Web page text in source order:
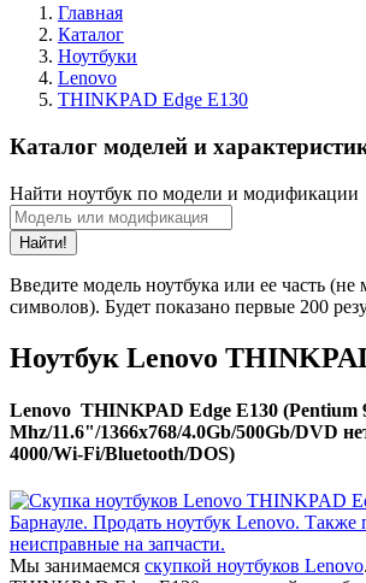
Главная
Каталог
Ноутбуки
Lenovo
THINKPAD Edge E130
Каталог моделей и
Найти ноутбук по модели и модификации
Найти!
Введите модель ноутбука или ее часть (не
символов). Будет показано первые 200
Ноутбук Lenovo
Lenovo THINKPAD Edge E130 (Pentium
Mhz/11.6"/1366x768/4.0Gb/500Gb/DVD
4000/Wi-Fi/Bluetooth/DOS)
Мы занимаемся скупкой ноутбуков Lenovo